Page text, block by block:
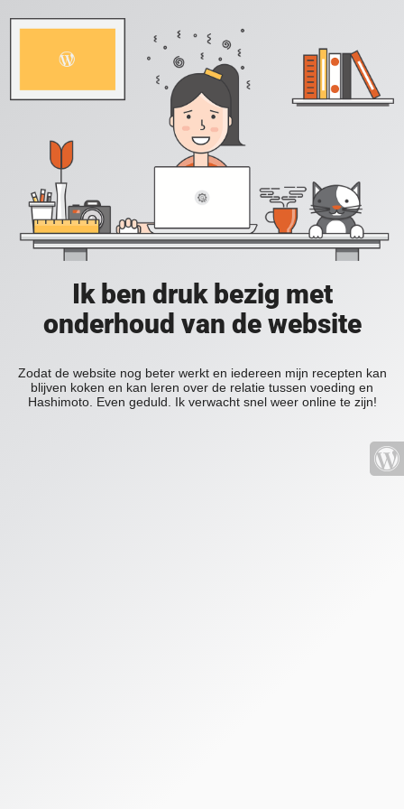
Ik ben druk bezig met
onderhoud van de website
Zodat de website nog beter werkt en iedereen mijn recepten kan
blijven koken en kan leren over de relatie tussen voeding en
Hashimoto. Even geduld. Ik verwacht snel weer online te zijn!